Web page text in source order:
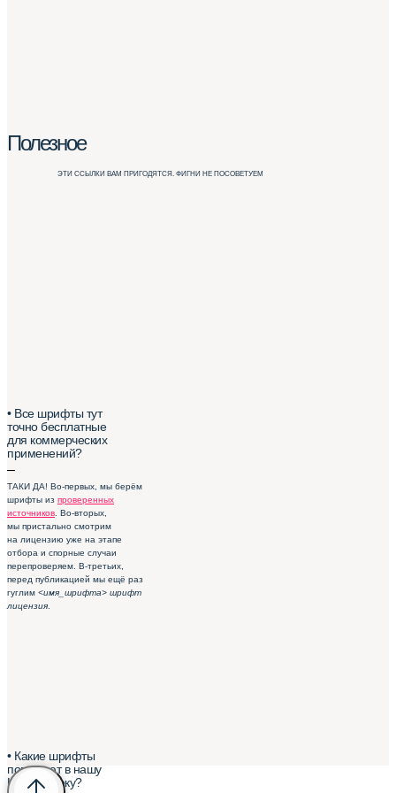
• Все шрифты тут
точно бесплатные
для коммерческих
применений?
–
ТАКИ ДА! Во-первых, мы берём
шрифты из проверенных
источников . Во-вторых,
мы пристально смотрим
на лицензию уже на этапе
отбора и спорные случаи
перепроверяем. В-третьих,
перед публикацией мы ещё раз
гуглим <имя_шрифта> шрифт
лицензия
• Какие шрифты
попадают в нашу
Шрифтотеку?
Полезное
ЭТИ ССЫЛКИ ВАМ ПРИГОДЯТСЯ. ФИГНИ НЕ ПОСОВЕТУЕМ